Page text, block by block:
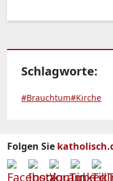
Schlagworte:
#Brauchtum#Kirche
Folgen Sie